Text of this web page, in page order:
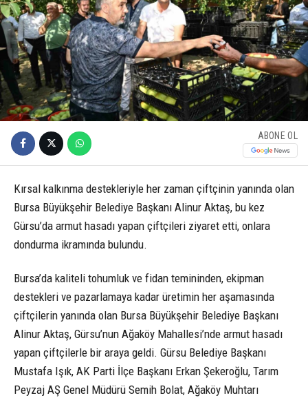
ABONE OL
Kırsal kalkınma destekleriyle her zaman çiftçinin yanında olan
Bursa Büyükşehir Belediye Başkanı Alinur Aktaş, bu kez
Gürsu’da armut hasadı yapan çiftçileri ziyaret etti, onlara
dondurma ikramında bulundu.
Bursa’da kaliteli tohumluk ve fidan temininden, ekipman
destekleri ve pazarlamaya kadar üretimin her aşamasında
çiftçilerin yanında olan Bursa Büyükşehir Belediye Başkanı
Alinur Aktaş, Gürsu’nun Ağaköy Mahallesi’nde armut hasadı
yapan çiftçilerle bir araya geldi. Gürsu Belediye Başkanı
Mustafa Işık, AK Parti İlçe Başkanı Erkan Şekeroğlu, Tarım
Peyzaj AŞ Genel Müdürü Semih Bolat, Ağaköy Muhtarı